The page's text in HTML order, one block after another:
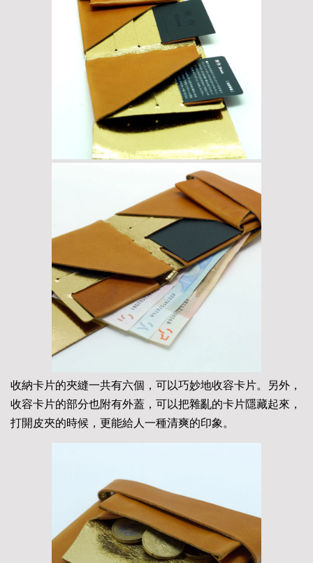
收納卡片的夾縫一共有六個，可以巧妙地收容卡片。另外，
收容卡片的部分也附有外蓋，可以把雜亂的卡片隱藏起來，
打開皮夾的時候，更能給人一種清爽的印象。